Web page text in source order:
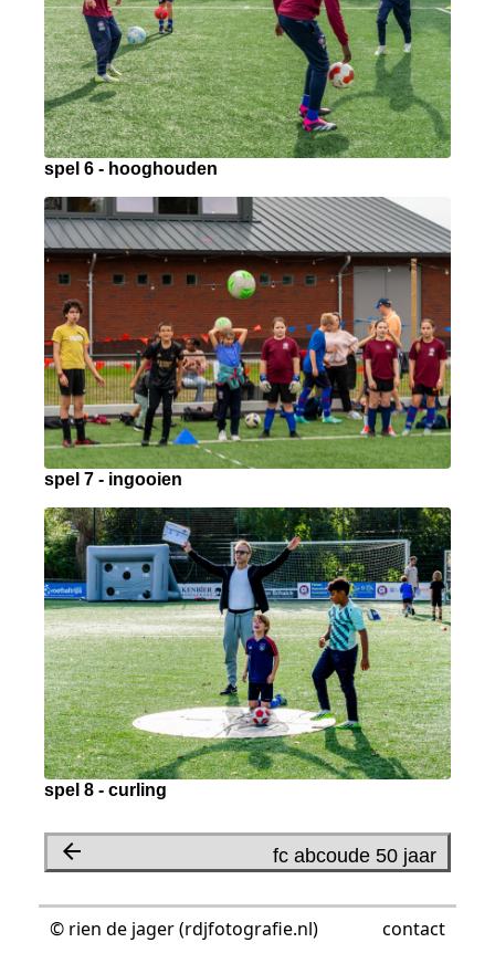
spel 6 - hooghouden
spel 7 - ingooien
spel 8 - curling
fc abcoude 50 jaar
© rien de jager (rdjfotografie.nl) contact